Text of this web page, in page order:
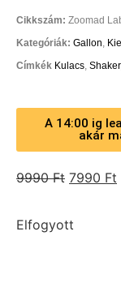
Cikkszám: Zoomad
Kategóriák: Gallon,
Címkék Kulacs, Shaker
A 14:00 ig
akár
9990Ft 7990 Ft
Elfogyott